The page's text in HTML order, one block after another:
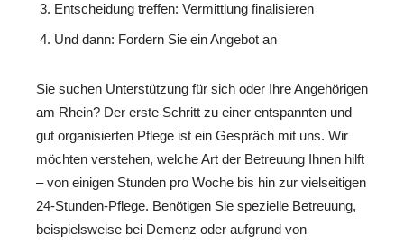
Entscheidung treffen: Vermittlung finalisieren
Und dann: Fordern Sie ein Angebot an
Sie suchen Unterstützung für sich oder Ihre Angehörigen
am Rhein? Der erste Schritt zu einer entspannten und
gut organisierten Pflege ist ein Gespräch mit uns. Wir
möchten verstehen, welche Art der Betreuung Ihnen hilft
– von einigen Stunden pro Woche bis hin zur vielseitigen
24-Stunden-Pflege. Benötigen Sie spezielle Betreuung,
beispielsweise bei Demenz oder aufgrund von